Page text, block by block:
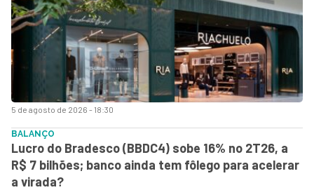
5 de agosto de 2026 - 18:30
BALANÇO
Lucro do Bradesco (BBDC4) sobe 16% no 2T26, a
R$ 7 bilhões; banco ainda tem fôlego para acelerar
a virada?